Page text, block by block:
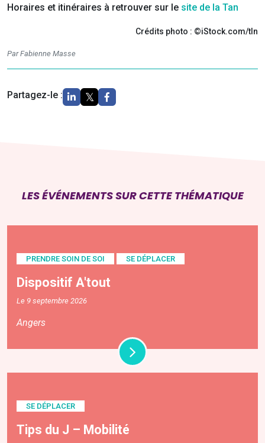
Horaires et itinéraires à retrouver sur le site de la Tan
Crédits photo : ©iStock.com/tln
Par Fabienne Masse
Partagez-le :
LES ÉVÉNEMENTS SUR CETTE THÉMATIQUE
PRENDRE SOIN DE SOI SE DÉPLACER
Dispositif A'tout
Le 9 septembre 2026
Angers
SE DÉPLACER
Tips du J – Mobilité